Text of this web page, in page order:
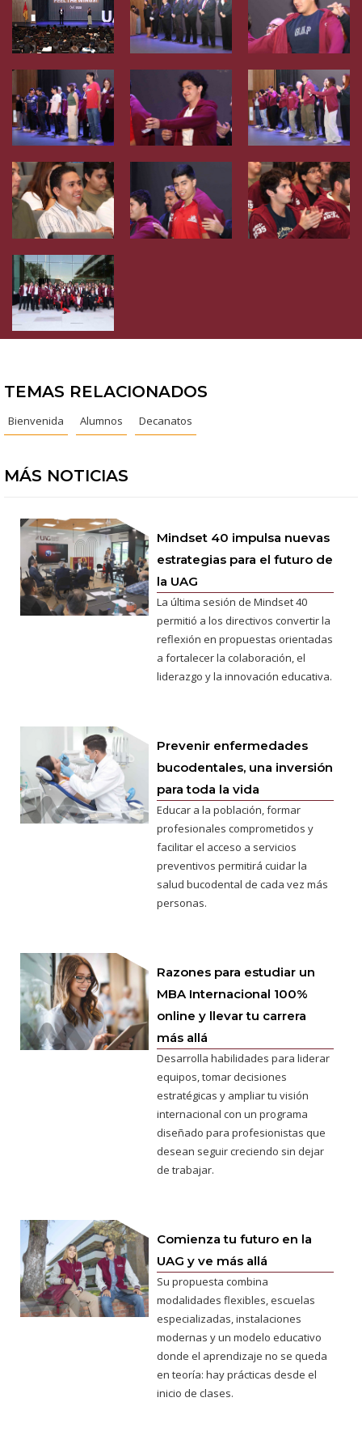
TEMAS RELACIONADOS
Bienvenida Alumnos Decanatos
MÁS NOTICIAS
Mindset 40 impulsa nuevas
estrategias para el futuro de
la UAG
La última sesión de Mindset 40
permitió a los directivos convertir la
reflexión en propuestas orientadas
a fortalecer la colaboración, el
liderazgo y la innovación educativa.
Prevenir enfermedades
bucodentales, una inversión
para toda la vida
Educar a la población, formar
profesionales comprometidos y
facilitar el acceso a servicios
preventivos permitirá cuidar la
salud bucodental de cada vez más
personas.
Razones para estudiar un
MBA Internacional 100%
online y llevar tu carrera
más allá
Desarrolla habilidades para liderar
equipos, tomar decisiones
estratégicas y ampliar tu visión
internacional con un programa
diseñado para profesionistas que
desean seguir creciendo sin dejar
de trabajar.
Comienza tu futuro en la
UAG y ve más allá
Su propuesta combina
modalidades flexibles, escuelas
especializadas, instalaciones
modernas y un modelo educativo
donde el aprendizaje no se queda
en teoría: hay prácticas desde el
inicio de clases.